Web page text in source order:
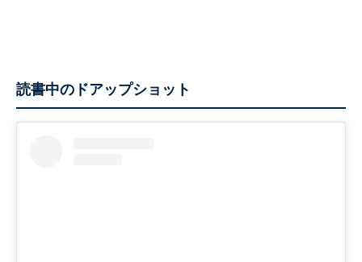
読書中のドアップショット